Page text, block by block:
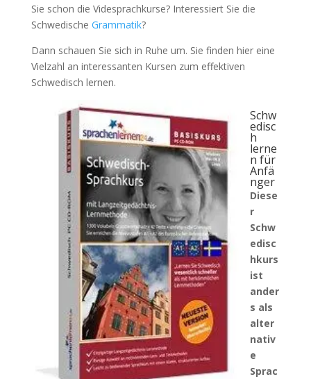
Sie schon die Videsprachkurse? Interessiert Sie die
Schwedische Grammatik?
Dann schauen Sie sich in Ruhe um. Sie finden hier eine
Vielzahl an interessanten Kursen zum effektiven
Schwedisch lernen.
Schw
edisc
h
lerne
n für
Anfä
nger
Diese
r
Schw
edisc
hkurs
ist
ander
s als
alter
nativ
e
Sprac